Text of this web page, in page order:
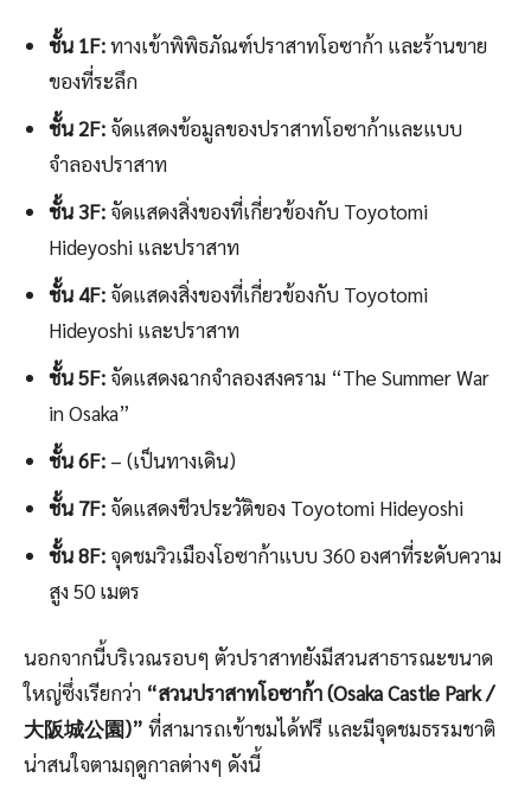
ชั้น 1F:ทางเข้าพิพิธภัณฑ์ปราสาทโอซาก้า และร้านขาย
ของที่ระลึก
ชั้น 2F: จัดแสดงข้อมูลของปราสาทโอซาก้าและแบบ
จำลองปราสาท
ชั้น 3F: จัดแสดงสิ่งของที่เกี่ยวข้องกับ Toyotomi
Hideyoshi และปราสาท
ชั้น 4F: จัดแสดงสิ่งของที่เกี่ยวข้องกับ Toyotomi
Hideyoshi และปราสาท
ชั้น 5F: จัดแสดงฉากจำลองสงคราม “The Summer War
in Osaka”
ชั้น 6F: – (เป็นทางเดิน)
ชั้น 7F: จัดแสดงชีวประวัติของ Toyotomi Hideyoshi
ชั้น 8F: จุดชมวิวเมืองโอซาก้าแบบ 360 องศาที่ระดับความ
สูง 50 เมตร
นอกจากนี้บริเวณรอบๆ ตัวปราสาทยังมีสวนสาธารณะขนาด
ใหญ่ซึ่งเรียกว่า “สวนปราสาทโอซาก้า (Osaka Castle Park /
大阪城公園)” ที่สามารถเข้าชมได้ฟรี และมีจุดชมธรรมชาติ
น่าสนใจตามฤดูกาลต่างๆ ดังนี้